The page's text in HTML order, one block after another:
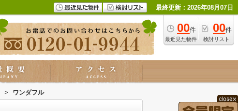
最終更新：2026年08月07日
00件
最近見た物件
00件
検討リスト
> ワンダフル